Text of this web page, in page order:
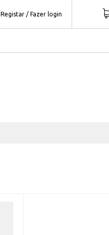
Registar / Fazer login